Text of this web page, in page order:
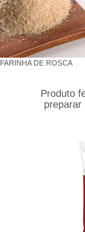
FARINHA DE ROSCA
Produto
preparar